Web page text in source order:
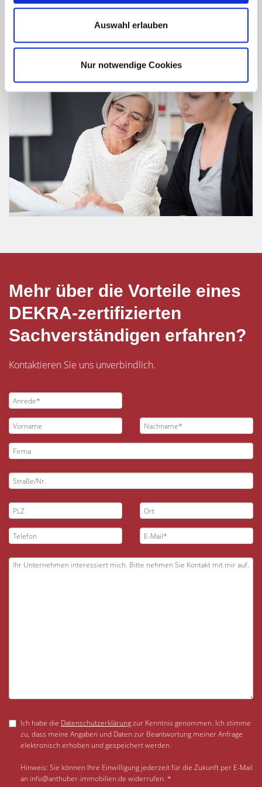
Auswahl erlauben
Nur notwendige Cookies
Falls Sie uns im Anschluss mit der Vermittlung Ihrer
Immobilie beauftragen (Makleralleinauftrag), verrechnen
wir den Preis voll mit der Courtage (Maklerprovision).
Mehr über die Vorteile eines
DEKRA-zertifizierten
Sachverständigen erfahren?
Kontaktieren Sie uns unverbindlich.
Ich habe die Datenschutzerklärungzur Kenntnis genommen. Ich stimme
zu, dass meine Angaben und Daten zur Beantwortung meiner Anfrage
elektronisch erhoben und gespeichert werden.
Hinweis: Sie können Ihre Einwilligung jederzeit für die Zukunft per E-Mail
an info@anthuber-immobilien.de widerrufen. *